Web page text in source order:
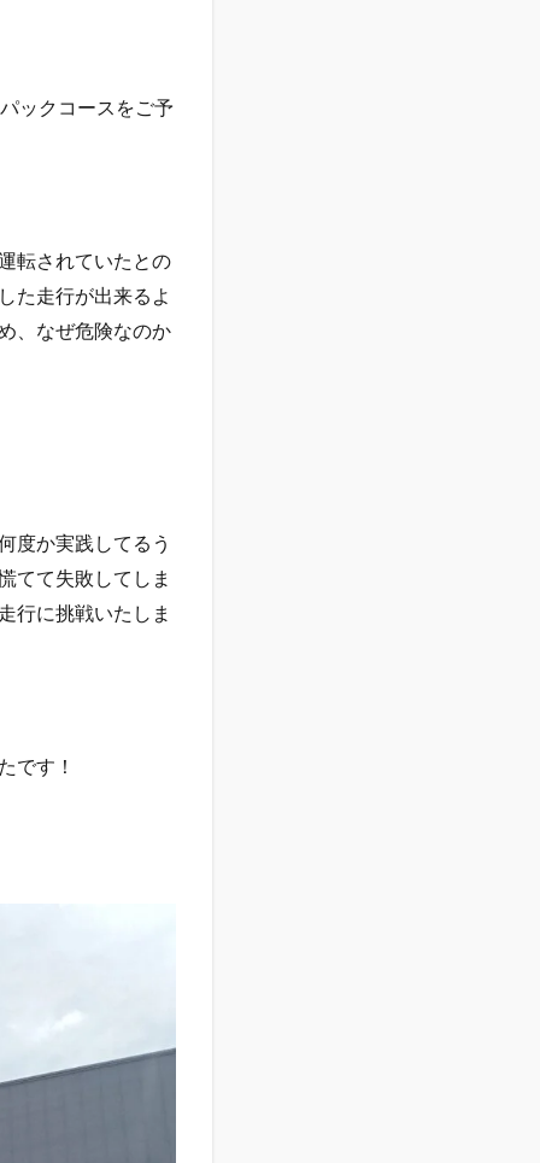
ックコースをご予
転されていたとの
た走行が出来るよ
、なぜ危険なのか
度か実践してるう
てて失敗してしま
行に挑戦いたしま
です！